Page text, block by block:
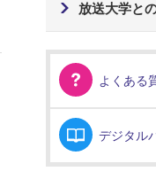
放送大学と
よくある
デジタル